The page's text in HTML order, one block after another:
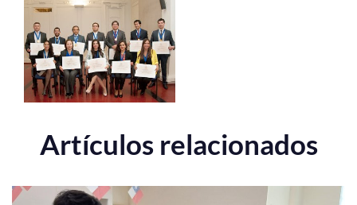
Artículos relacionados